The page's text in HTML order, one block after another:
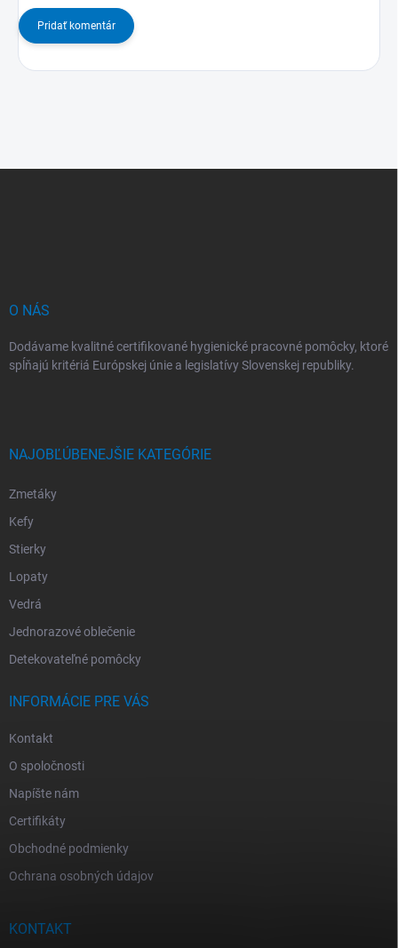
Pridať komentár
O NÁS
Dodávame kvalitné certifikované hygienické pracovné pomôcky, ktoré
spĺňajú kritériá Európskej únie a legislatívy Slovenskej republiky.
NAJOBĽÚBENEJŠIE KATEGÓRIE
Zmetáky
Kefy
Stierky
Lopaty
Vedrá
Jednorazové oblečenie
Detekovateľné pomôcky
INFORMÁCIE PRE VÁS
Kontakt
O spoločnosti
Napíšte nám
Certifikáty
Obchodné podmienky
Ochrana osobných údajov
KONTAKT